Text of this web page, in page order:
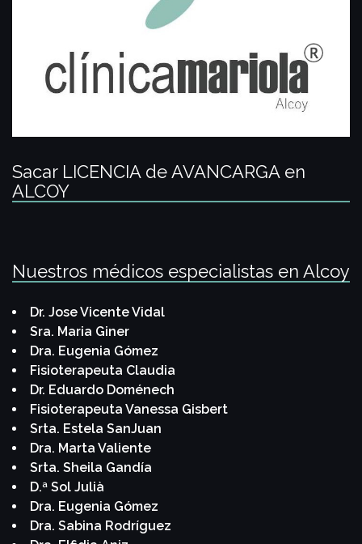
Sacar LICENCIA de AVANCARGA en
ALCOY
Nuestros médicos especialistas en Alcoy
Dr. Jose Vicente Vidal
Sra. Maria Giner
Dra. Eugenia Gómez
Fisioterapeuta Claudia
Dr. Eduardo Doménech
Fisioterapeuta Vanessa Gisbert
Srta. Estela SanJuan
Dra. Marta Valiente
Srta. Sheila Gandía
D.ª Sol Julià
Dra. Eugenia Gómez
Dra. Sabina Rodríguez